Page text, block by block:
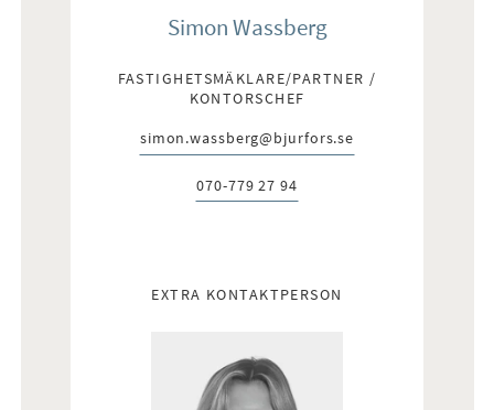
Simon Wassberg
FASTIGHETSMÄKLARE/PARTNER /
KONTORSCHEF
E-post:
simon.wassberg@bjurfors.se
Telefon:
070-779 27 94
EXTRA KONTAKTPERSON